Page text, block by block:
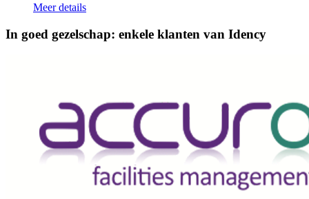
Meer details
In goed gezelschap: enkele klanten van Idency